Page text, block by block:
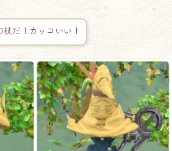
杖だ！カッコいい！